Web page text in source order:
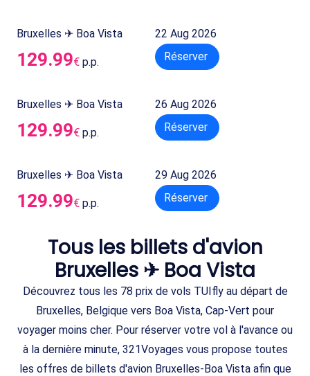
Bruxelles ✈ Boa Vista 22 Aug 2026
129.99€ p.p. Réserver
Bruxelles ✈ Boa Vista 26 Aug 2026
129.99€ p.p. Réserver
Bruxelles ✈ Boa Vista 29 Aug 2026
129.99€ p.p. Réserver
Tous les billets d'avion
Bruxelles ✈ Boa Vista
Découvrez tous les 78 prix de vols TUIfly au départ de
Bruxelles, Belgique vers Boa Vista, Cap-Vert pour
voyager moins cher. Pour réserver votre vol à l'avance ou
à la dernière minute, 321Voyages vous propose toutes
les offres de billets d'avion Bruxelles-Boa Vista afin que